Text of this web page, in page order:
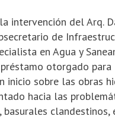
intervención del Arq.
de
en Agua y
otorgado
inicio sobre las obras
hacia las
clandestinos,